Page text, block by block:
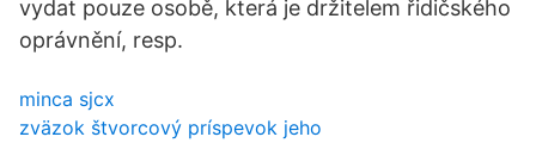
vydat pouze osobě, která je držitelem řidičského
oprávnění, resp.
minca sjcx
zväzok štvorcový príspevok jeho